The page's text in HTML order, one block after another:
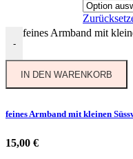
-
feines Armband mit
IN DEN WARENKORB
feines Armband mit kleinen
15,00 €